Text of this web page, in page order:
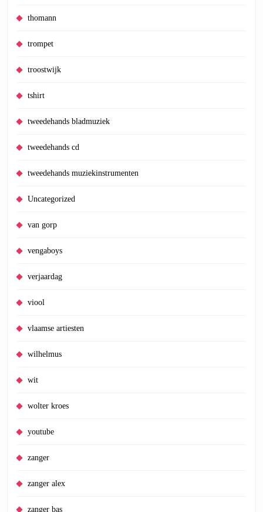
thomann
trompet
troostwijk
tshirt
tweedehands bladmuziek
tweedehands cd
tweedehands muziekinstrumenten
Uncategorized
van gorp
vengaboys
verjaardag
viool
vlaamse artiesten
wilhelmus
wit
wolter kroes
youtube
zanger
zanger alex
zanger bas